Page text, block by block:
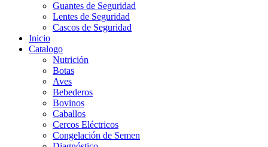
Guantes de Seguridad
Lentes de Seguridad
Cascos de Seguridad
Inicio
Catalogo
Nutrición
Botas
Aves
Bebederos
Bovinos
Caballos
Cercos Eléctricos
Congelación de Semen